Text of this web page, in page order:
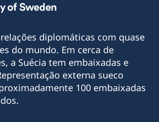
Cape Town
17
and Hakos street)
diplomáticas com quase
do mundo. Em cerca de
a Suécia tem embaixadas e
externa sueco
100 embaixadas